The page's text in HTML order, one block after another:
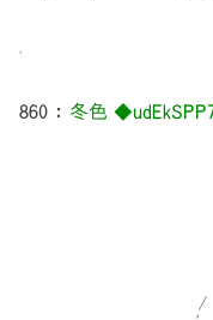
860 ： 冬色
＿∧-
⌒/
|＼ 〈 .
| ヽ-‐.)
.， ´＼ ゝ-'
／ ＿_) .
/ .／ ヽ
/ | / }